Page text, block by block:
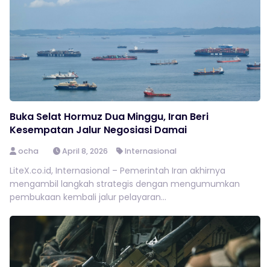
Buka Selat Hormuz Dua Minggu, Iran Beri
Kesempatan Jalur Negosiasi Damai
ocha April 8, 2026 Internasional
LiteX.co.id, Internasional – Pemerintah Iran akhirnya
mengambil langkah strategis dengan mengumumkan
pembukaan kembali jalur pelayaran...